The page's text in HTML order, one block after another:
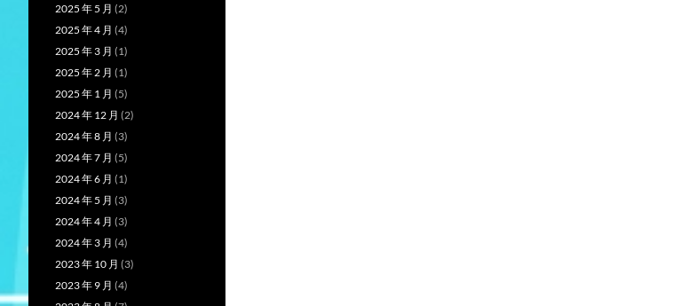
2025 年 5 月 (2)
2025 年 4 月 (4)
2025 年 3 月 (1)
2025 年 2 月 (1)
2025 年 1 月 (5)
2024 年 12 月 (2)
2024 年 8 月 (3)
2024 年 7 月 (5)
2024 年 6 月 (1)
2024 年 5 月 (3)
2024 年 4 月 (3)
2024 年 3 月 (4)
2023 年 10 月 (3)
2023 年 9 月 (4)